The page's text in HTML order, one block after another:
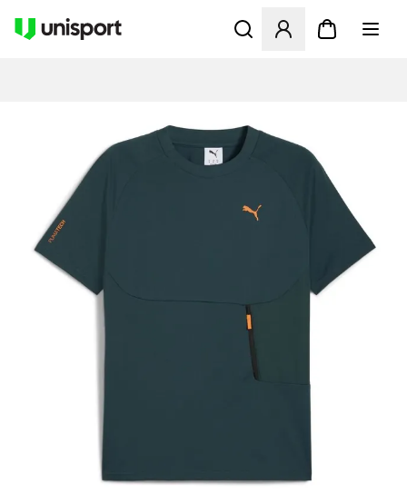
Åbner en Modal til at